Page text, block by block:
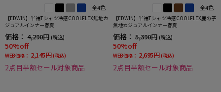
全4色
【EDWIN】半袖Tシャツ冷感COOLFLEX無地カ
ジュアルインナー春夏
価格： 4,290円 (税込)
50%off
WEB価格： 2,145円 (税込)
2点目半額セール対象商品
全4色
【EDWIN】半袖Tシャツ冷感COOLFLEX鹿の子
無地カジュアルインナー春夏
価格： 5,390円 (税込)
50%off
WEB価格： 2,695円 (税込)
2点目半額セール対象商品